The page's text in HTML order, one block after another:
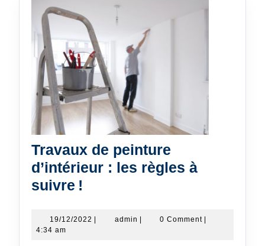
Travaux de peinture
d’intérieur : les règles à
suivre !
peinture
19/12/2022 19/12/2022
| admin admin
| 0 Comment |
4:34 am